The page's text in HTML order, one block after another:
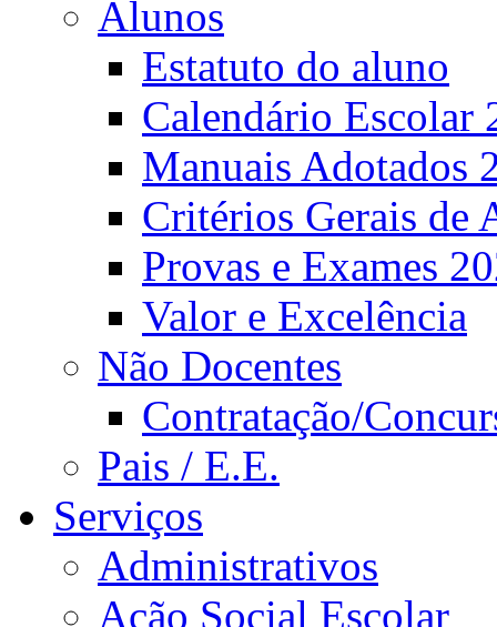
Alunos
Estatuto do aluno
Calendário Escolar
Manuais Adotados
Critérios Gerais de
Provas e Exames
Valor e Excelência
Não Docentes
Contratação/
Pais / E.E.
Serviços
Administrativos
Ação Social Escolar